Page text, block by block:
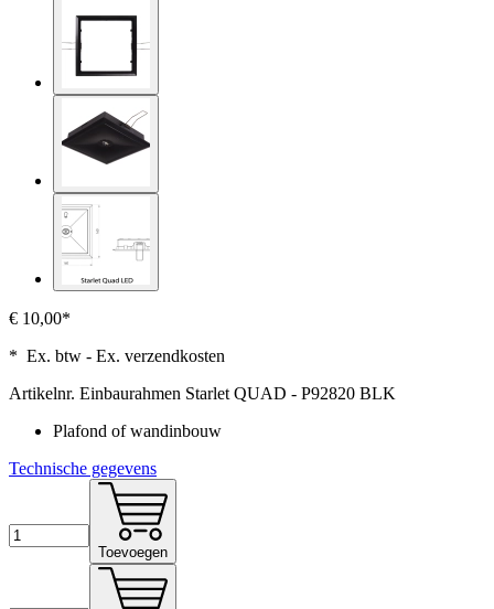
€ 10,00*
* Ex. btw - Ex. verzendkosten
Artikelnr. Einbaurahmen Starlet QUAD - P92820 BLK
Plafond of wandinbouw
Technische gegevens
Toevoegen